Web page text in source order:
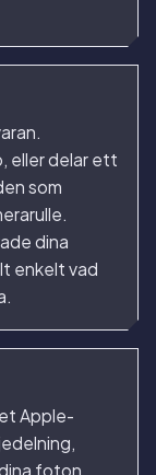
eller delar ett
som
dina
enkelt vad
Apple-
foton,